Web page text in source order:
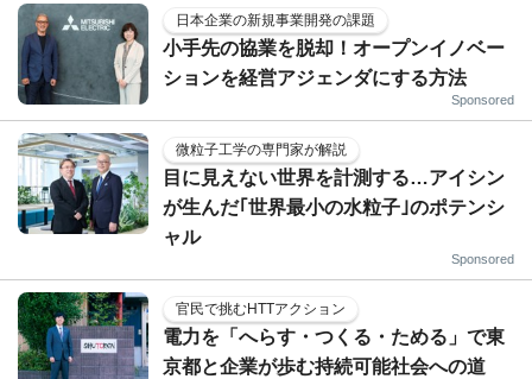
日本企業の新規事業開発の課題
小手先の協業を脱却！オープンイノベー
ションを経営アジェンダにする方法
Sponsored
微粒子工学の専門家が解説
目に見えない世界を計測する…アイシン
が生んだ｢世界最小の水粒子｣のポテンシ
ャル
Sponsored
官民で挑むHTTアクション
電力を「へらす・つくる・ためる」で東
京都と企業が歩む持続可能社会への道